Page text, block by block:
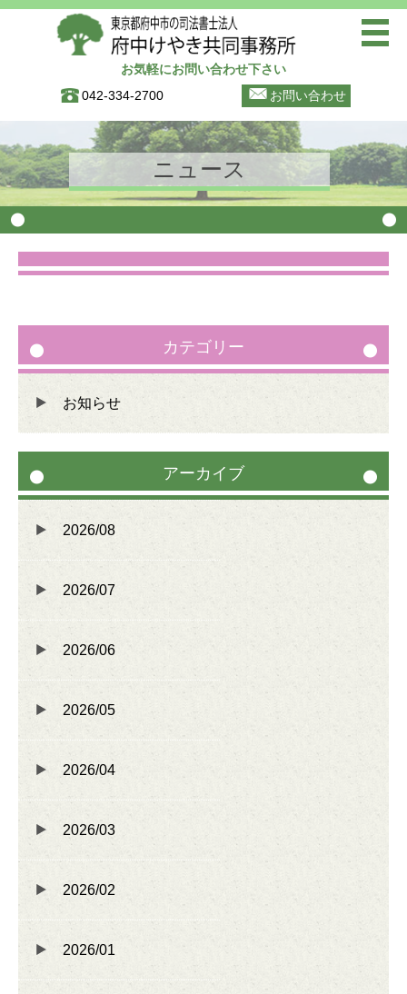
トップページ
事務所案内(寿町事務所)
事務所案内(晴見町商店街事務
お知らせ
お問い合わせ
個人情報保護方針
遺言書作成
不動産の名義変更
住宅ローン完済後のお手続き
会社法人登記
お気軽にお問い合わせ下さい
042-334-2700
お問い合わせ
ニュース
カテゴリー
お知らせ
アーカイブ
2026/08
2026/07
2026/06
2026/05
2026/04
2026/03
2026/02
2026/01